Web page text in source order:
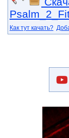
Как тут качать?